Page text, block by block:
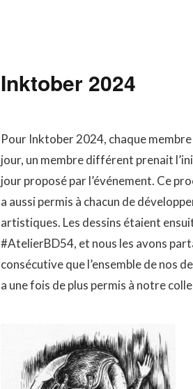
Inktober 2024
Pour Inktober 2024, chaque
jour, un membre différent prenait
jour proposé par l’événement. Ce
a aussi permis à chacun de
artistiques. Les dessins étaient
#AtelierBD54, et nous les avons
consécutive que l’ensemble de nos
a une fois de plus permis à notre